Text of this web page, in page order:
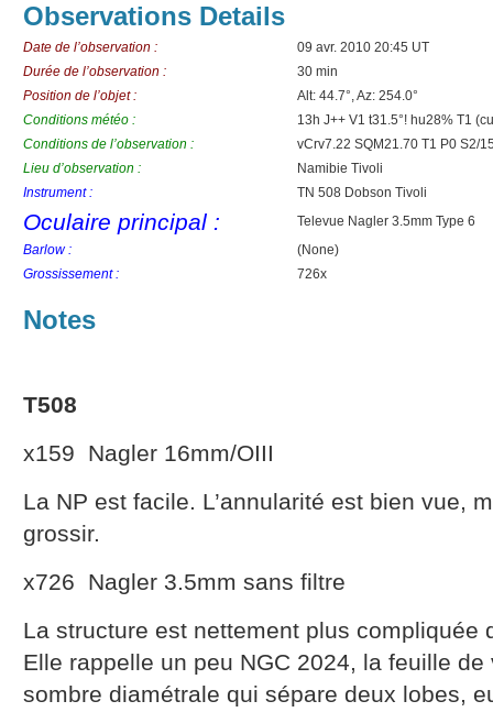
Observations Details
Date de l’observation :
09 avr. 2010 20:45 UT
Durée de l’observation :
30 min
Position de l’objet :
Alt: 44.7°, Az: 254.0°
Conditions météo :
13h J++ V1 t31.5°! hu28% T1
Conditions de l’observation :
vCrv7.22 SQM21.70 T1 P0 S2/
Lieu d’observation :
Namibie Tivoli
Instrument :
TN 508 Dobson Tivoli
Oculaire principal :
Televue Nagler 3.5mm Type 6
Barlow :
(None)
Grossissement :
726x
Notes
T508
x159 Nagler 16mm/OIII
La NP est facile. L’annularité est bien vue,
grossir.
x726 Nagler 3.5mm sans filtre
La structure est nettement plus compliquée
Elle rappelle un peu NGC 2024, la feuille
sombre diamétrale qui sépare deux lobes,